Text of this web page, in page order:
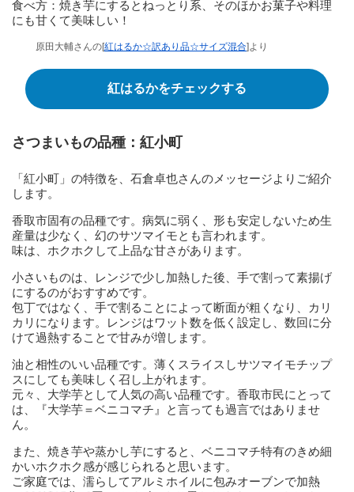
食べ方：焼き芋にするとねっとり系、そのほかお菓子や料理
にも甘くて美味しい！
原田大輔さんの[紅はるか☆訳あり品☆サイズ混合]より
紅はるかをチェックする
さつまいもの品種：紅小町
「紅小町」の特徴を、石倉卓也さんのメッセージよりご紹介
します。
香取市固有の品種です。病気に弱く、形も安定しないため生
産量は少なく、幻のサツマイモとも言われます。
味は、ホクホクして上品な甘さがあります。
小さいものは、レンジで少し加熱した後、手で割って素揚げ
にするのがおすすめです。
包丁ではなく、手で割ることによって断面が粗くなり、カリ
カリになります。レンジはワット数を低く設定し、数回に分
けて過熱することで甘みが増します。
油と相性のいい品種です。薄くスライスしサツマイモチップ
スにしても美味しく召し上がれます。
元々、大学芋として人気の高い品種です。香取市民にとって
は、『大学芋＝ベニコマチ』と言っても過言ではありませ
ん。
また、焼き芋や蒸かし芋にすると、ベニコマチ特有のきめ細
かいホクホク感が感じられると思います。
ご家庭では、濡らしてアルミホイルに包みオーブンで加熱